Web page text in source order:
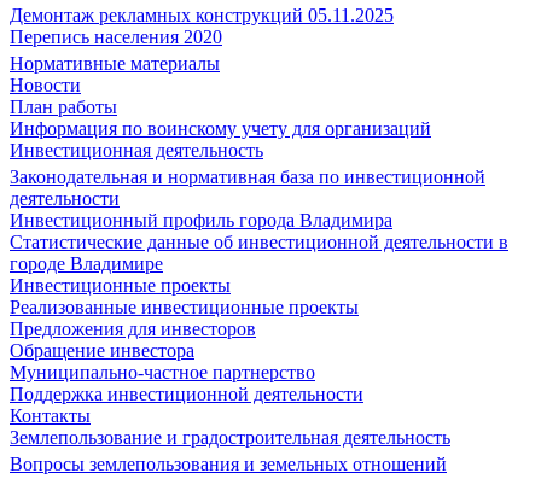
Демонтаж рекламных конструкций 05.11.2025
Перепись населения 2020
Нормативные материалы
Новости
План работы
Информация по воинскому учету для организаций
Инвестиционная деятельность
Законодательная и нормативная база по инвестиционной
деятельности
Инвестиционный профиль города Владимира
Статистические данные об инвестиционной деятельности в
городе Владимире
Инвестиционные проекты
Реализованные инвестиционные проекты
Предложения для инвесторов
Обращение инвестора
Муниципально-частное партнерство
Поддержка инвестиционной деятельности
Контакты
Землепользование и градостроительная деятельность
Вопросы землепользования и земельных отношений